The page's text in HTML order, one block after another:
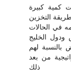
كمية كبيرة
التخزين
في الحالات
الخليج
بالنسبة لهم
من بعد
ذلك